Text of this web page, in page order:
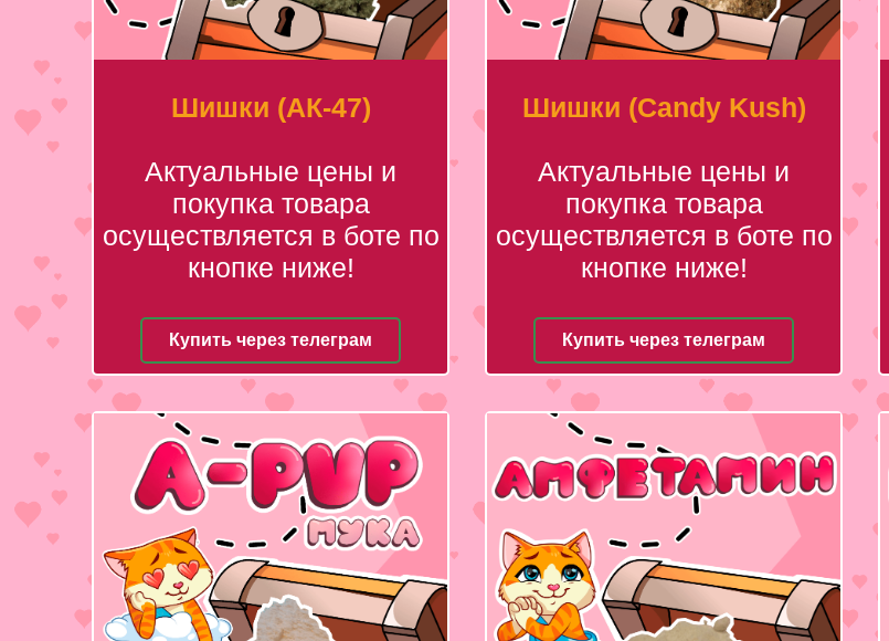
Шишки (АК-47)
Актуальные цены и
покупка товара
осуществляется в боте по
кнопке ниже!
Купить через телеграм
Шишки (Candy Kush)
Актуальные цены и
покупка товара
осуществляется в боте по
кнопке ниже!
Купить через телеграм